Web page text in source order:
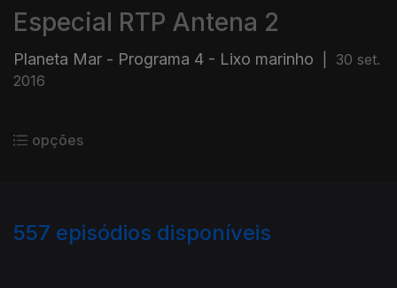
Especial RTP Antena 2
Planeta Mar - Programa 4 - Lixo marinho
30 set.
2016
opções
557 episódios disponíveis